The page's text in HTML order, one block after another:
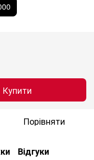
Купити
Порівняти
Відгуки